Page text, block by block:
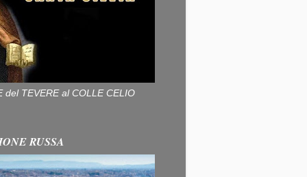
del TEVERE al COLLE CELIO
RUSSA